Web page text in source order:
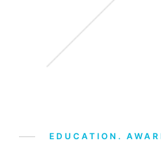
EDUCATION.